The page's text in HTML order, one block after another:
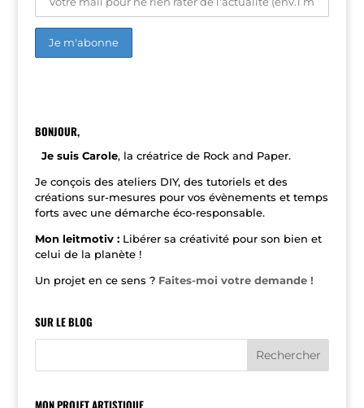
n
v
e
:
BONJOUR,
Je suis Carole, la créatrice de Rock and Paper.
Je conçois des ateliers DIY, des tutoriels et des
créations sur-mesures pour vos évènements et temps
forts avec une démarche éco-responsable.
Mon leitmotiv : Libérer sa créativité pour son bien et
celui de la planète !
Un projet en ce sens ? Faites-moi votre demande !
SUR LE BLOG